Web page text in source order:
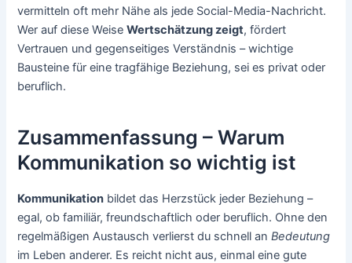
vermitteln oft mehr Nähe als jede Social-Media-Nachricht.
Wer auf diese WeiseWertschätzung zeigt, fördert
Vertrauen und gegenseitiges Verständnis – wichtige
Bausteine für eine tragfähige Beziehung, sei es privat oder
beruflich.
Zusammenfassung – Warum
Kommunikation so wichtig ist
Kommunikation bildet das Herzstück jeder Beziehung –
egal, ob familiär, freundschaftlich oder beruflich. Ohne den
regelmäßigen Austausch verlierst du schnell anBedeutung
im Leben anderer. Es reicht nicht aus, einmal eine gute